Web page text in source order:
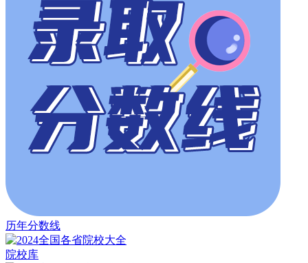
历年分数线
院校库